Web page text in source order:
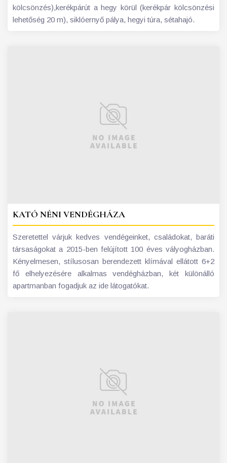
kölcsönzés),kerékpárút a hegy körül (kerékpár kölcsönzési
lehetőség 20 m), siklóernyő pálya, hegyi túra, sétahajó.
KATÓ NÉNI VENDÉGHÁZA
Szeretettel várjuk kedves vendégeinket, családokat, baráti
társaságokat a 2015-ben felújított 100 éves vályogházban.
Kényelmesen, stílusosan berendezett klímával ellátott 6+2
fő elhelyezésére alkalmas vendégházban, két különálló
apartmanban fogadjuk az ide látogatókat.